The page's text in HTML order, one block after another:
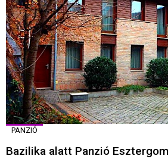
PANZIÓ
Bazilika alatt Panzió Esztergom